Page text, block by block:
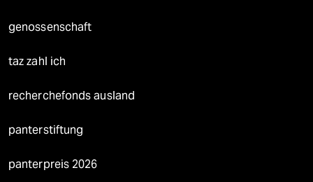
genossenschaft
taz zahl ich
recherchefonds ausland
panterstiftung
panterpreis 2026